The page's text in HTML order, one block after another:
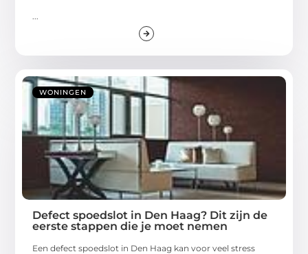
WONINGEN
Defect spoedslot in Den Haag? Dit zijn de
eerste stappen die je moet nemen
Een defect spoedslot in Den Haag kan voor veel stress